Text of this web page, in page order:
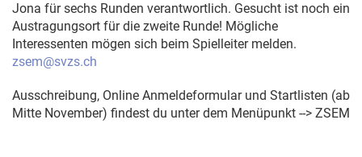
Jona für sechs Runden verantwortlich. Gesucht ist noch ein
Austragungsort für die zweite Runde! Mögliche
Interessenten mögen sich beim Spielleiter melden.
zsem@svzs.ch
Ausschreibung, Online Anmeldeformular und Startlisten (ab
Mitte November) findest du unter dem Menüpunkt --> ZSEM